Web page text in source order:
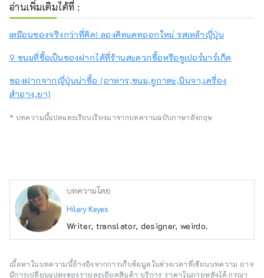
อ่านเพิ่มเติมได้ที่ :
เหมือนของจริงกว่าที่คิด! ลองคิทแคทออกใหม่ รสเหล้าญี่ปุ่น
9 ขนมที่ซื้อเป็นของฝากได้ที่ร้านสะดวกซื้อหรือซูเปอร์มาร์เก็ต
ของฝากจากญี่ปุ่นน่าซื้อ (อาหาร,ขนม,ยูกาตะ,นินจา,เครื่อง
สำอาง,ยา)
* บทความนี้แปลและเรียบเรียงมาจากบทความฉบับภาษาอังกฤษ
บทความโดย
Hilary Keyes
Writer, translator, designer, weirdo.
เนื้อหาในบทความนี้อ้างอิงจากการเก็บข้อมูลในช่วงเวลาที่เขียนบทความ อาจ
มีการเปลี่ยนแปลงของรายละเอียดสินค้า บริการ ราคาในภายหลังได้ กรุณา